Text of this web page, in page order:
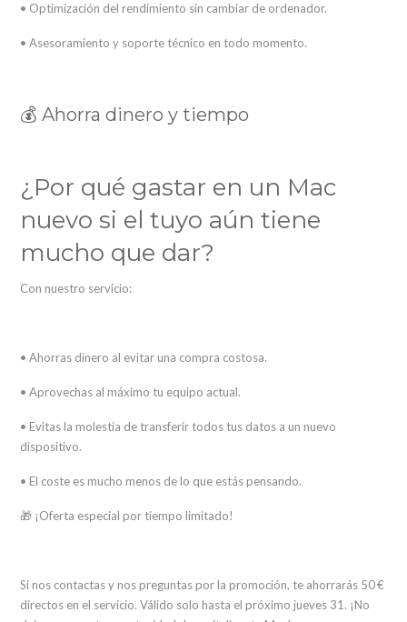
• Optimización del rendimiento sin cambiar de ordenador.
• Asesoramiento y soporte técnico en todo momento.
💰 Ahorra dinero y tiempo
¿Por qué gastar en un Mac
nuevo si el tuyo aún tiene
mucho que dar?
Con nuestro servicio:
• Ahorras dinero al evitar una compra costosa.
• Aprovechas al máximo tu equipo actual.
• Evitas la molestia de transferir todos tus datos a un nuevo
dispositivo.
• El coste es mucho menos de lo que estás pensando.
🎁 ¡Oferta especial por tiempo limitado!
Si nos contactas y nos preguntas por la promoción, te ahorrarás 50 €
directos en el servicio. Válido solo hasta el próximo jueves 31. ¡No